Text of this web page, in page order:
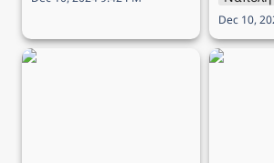
Dec 10,
Ταξίδι στο Ντουμπρόβνικ
Ταξίδι